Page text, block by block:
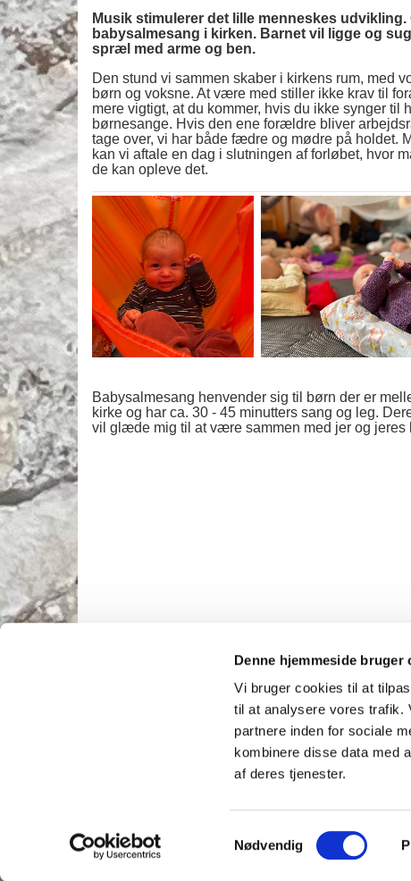
Denne hjemmeside bruger
Vi bruger cookies til at
til at analysere vores trafik.
partnere inden for sociale
kombinere disse data med
af deres tjenester.
a
Nødvendig
Musik stimulerer det lille menneskes
babysalmesang i kirken. Barnet vil ligge og
spræl med arme og ben.
Den stund vi sammen skaber i kirkens rum,
børn og voksne. At være med stiller ikke krav til
mere vigtigt, at du kommer, hvis du ikke synger
børnesange. Hvis den ene forældre bliver
tage over, vi har både fædre og mødre på holdet.
kan vi aftale en dag i slutningen af forløbet, hvor
de kan opleve det.
Babysalmesang henvender sig til børn der er
kirke og har ca. 30 - 45 minutters sang og leg.
vil glæde mig til at være sammen med jer og jeres